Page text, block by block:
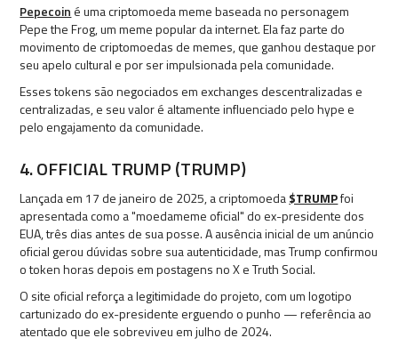
Pepecoin é uma criptomoeda meme baseada no personagem
Pepe the Frog, um meme popular da internet. Ela faz parte do
movimento de criptomoedas de memes, que ganhou destaque por
seu apelo cultural e por ser impulsionada pela comunidade.
Esses tokens são negociados em exchanges descentralizadas e
centralizadas, e seu valor é altamente influenciado pelo hype e
pelo engajamento da comunidade.
4. OFFICIAL TRUMP (TRUMP)
Lançada em 17 de janeiro de 2025, a criptomoeda$TRUMPfoi
apresentada como a "moedameme oficial" do ex-presidente dos
EUA, três dias antes de sua posse. A ausência inicial de um anúncio
oficial gerou dúvidas sobre sua autenticidade, mas Trump confirmou
o token horas depois em postagens no X e Truth Social.
O site oficial reforça a legitimidade do projeto, com um logotipo
cartunizado do ex-presidente erguendo o punho — referência ao
atentado que ele sobreviveu em julho de 2024.